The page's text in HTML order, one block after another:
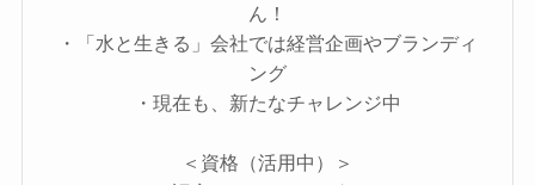
ん！
・「水と生きる」会社では経営企画やブランディ
ング
・現在も、新たなチャレンジ中
＜資格（活用中）＞